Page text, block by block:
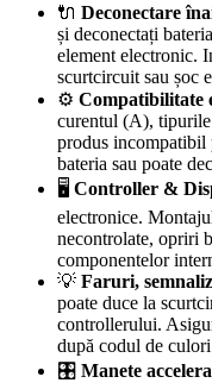
🔌 Deconectare
și deconectați
element electronic.
scurtcircuit sau șoc
⚙️ Compatibilitate
curentul (A), tipurile
produs incompatibil
bateria sau poate
🖥️ Controller &
electronice.
necontrolate, opriri
componentelor
💡 Faruri,
poate duce la
controllerului.
după codul de
🎛️ Manete